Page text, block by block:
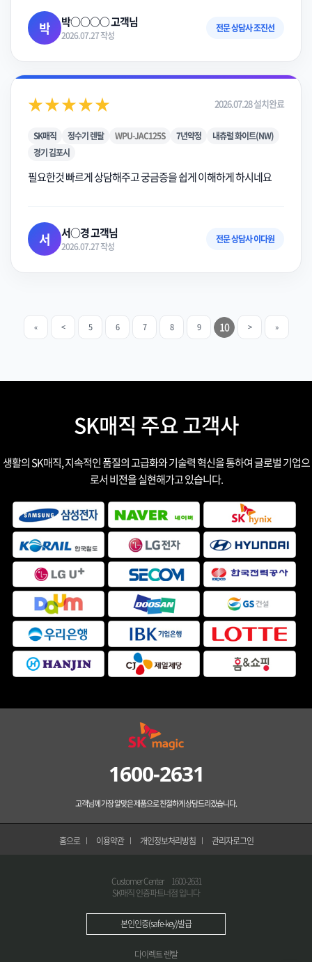
박 박○○○○ 고객님
2026.07.27 작성
전문 상담사 조진선
★★★★★ 2026.07.28 설치완료
SK매직 정수기 렌탈 WPU-JAC125S 7년약정
내츄럴 화이트(NW)
경기 김포시
필요한것 빠르게 상담해주고 궁금증을 쉽게 이해하게 하시네요
서 서○경 고객님
2026.07.27 작성
전문 상담사 이다원
« < 5 6 7 8 9 10 > »
SK매직 주요 고객사
생활의 SK매직, 지속적인 품질의 고급화와 기술력 혁신을 통하여 글로벌 기업으
로서 비전을 실현해가고 있습니다.
1600-2631
고객님께 가장 알맞은 제품으로 친절하게 상담드리겠습니다.
홈으로 이용약관 개인정보처리방침 관리자로그인
Customer Center 1600-2631
SK매직 인증파트너점 입니다
본인인증(safe-key)발급
다이렉트 렌탈